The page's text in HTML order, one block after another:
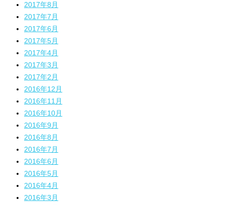
2017年8月
2017年7月
2017年6月
2017年5月
2017年4月
2017年3月
2017年2月
2016年12月
2016年11月
2016年10月
2016年9月
2016年8月
2016年7月
2016年6月
2016年5月
2016年4月
2016年3月